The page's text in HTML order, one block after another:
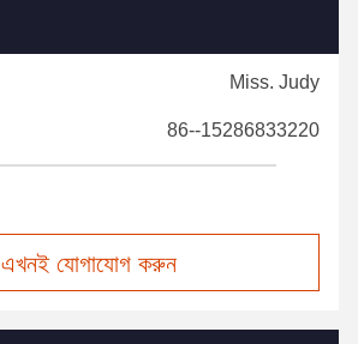
Miss. Judy
86--15286833220
এখনই যোগাযোগ করুন